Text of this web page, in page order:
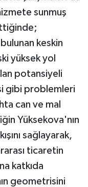
sunmuş
keskin
yüksek yol
potansiyeli
gibi problemleri
can ve mal
Yüksekova'nın
sağlayarak,
ticaretin
katkıda
geometrisini